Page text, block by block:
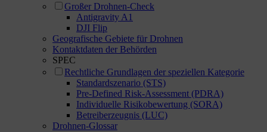
Großer Drohnen-Check
Antigravity A1
DJI Flip
Geografische Gebiete für Drohnen
Kontaktdaten der Behörden
SPEC
Rechtliche Grundlagen der speziellen Kategorie
Standardszenario (STS)
Pre-Defined Risk-Assessment (PDRA)
Individuelle Risikobewertung (SORA)
Betreiberzeugnis (LUC)
Drohnen-Glossar